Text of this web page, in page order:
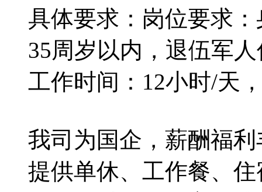
具体要求：岗位要求
35周岁以内，退伍军
工作时间：12小时/天
我司为国企，薪酬福
提供单休、工作餐、